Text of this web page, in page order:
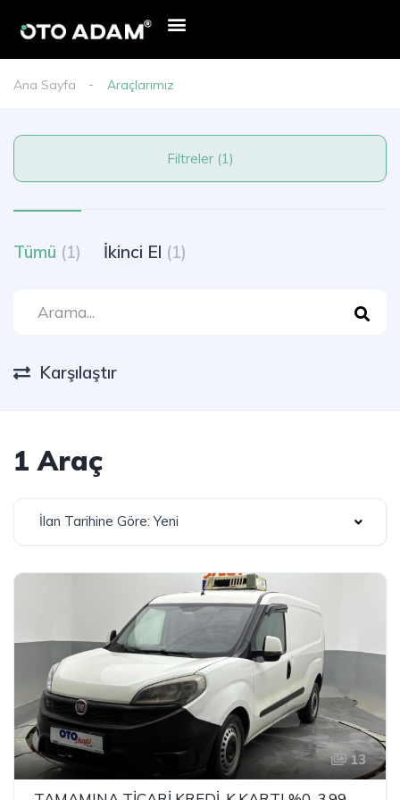
Ana Sayfa Araçlarımız
Filtreler (1)
Tümü (1) İkinci El (1)
Karşılaştır
1 Araç
İlan Tarihine Göre: Yeni
13